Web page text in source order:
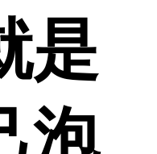
是
泡